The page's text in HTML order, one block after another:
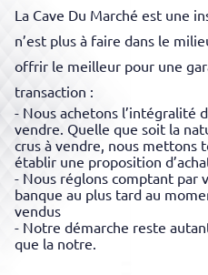
La Cave Du Marché est une
n’est plus à faire dans le
offrir le meilleur pour une
transaction :
- Nous achetons l’intégralité
vendre. Quelle que soit la
crus à vendre, nous mettons
établir une proposition
- Nous réglons comptant par
banque au plus tard au
vendus
- Notre démarche reste
que la notre.